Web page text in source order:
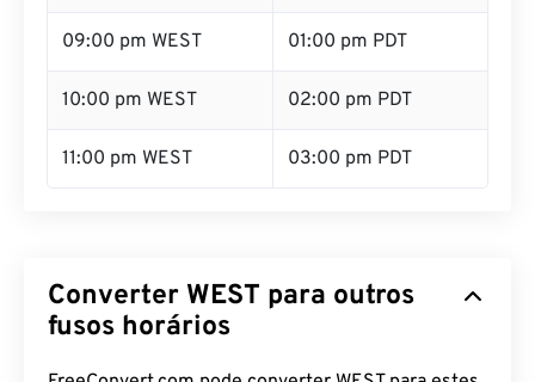
09:00 pm WEST 01:00 pm PDT
10:00 pm WEST 02:00 pm PDT
11:00 pm WEST 03:00 pm PDT
Converter WEST para outros
fusos horários